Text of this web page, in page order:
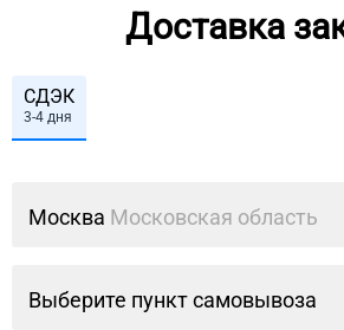
Доставка
СДЭК
3-4 дня
Москва Московская область
Выберите пункт самовывоза